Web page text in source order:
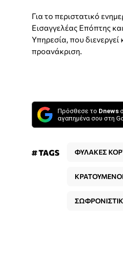
Για το περιστατικό
Εισαγγελέας Επόπτης
Υπηρεσία, που διενεργεί
προανάκριση.
Πρόσθεσε το Dnews
αγαπημένα σου στη
# TAGS ΦΥΛΑΚΕΣ